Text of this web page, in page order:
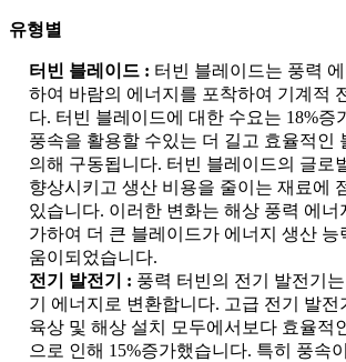
유형별
터빈 블레이드 : 터빈 블레이드는 풍력
하여 바람의 에너지를 포착하여 기계적
다. 터빈 블레이드에 대한 수요는 18%증
풍속을 활용할 수있는 더 길고 효율적인
의해 구동됩니다. 터빈 블레이드의 글로
향상시키고 생산 비용을 줄이는 재료에
있습니다. 이러한 변화는 해상 풍력 에너
가하여 더 큰 블레이드가 에너지 생산 능
움이되었습니다.
전기 발전기 : 풍력 터빈의 전기 발전기
기 에너지로 변환합니다. 고급 전기 발전
육상 및 해상 설치 모두에서보다 효율적
으로 인해 15%증가했습니다. 특히 풍속